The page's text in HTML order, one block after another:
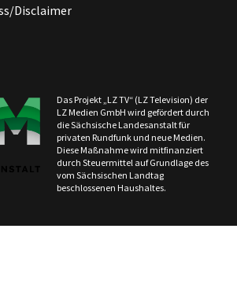
Disclaimer
Das Projekt „LZ TV“ (LZ Television) der
LZ Medien GmbH wird gefördert durch
die Sächsische Landesanstalt für
privaten Rundfunk und neue Medien.
Diese Maßnahme wird mitfinanziert
durch Steuermittel auf Grundlage des
vom Sächsischen Landtag
beschlossenen Haushaltes.